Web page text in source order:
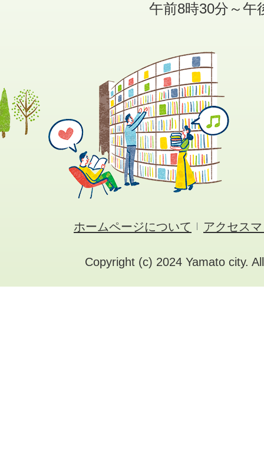
午前8時30分～午
ホームページについて アクセス
Copyright (c) 2024 Yamato city.